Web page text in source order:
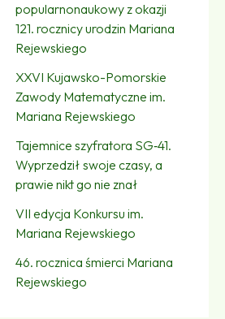
popularnonaukowy z okazji
121. rocznicy urodzin Mariana
Rejewskiego
XXVI Kujawsko-Pomorskie
Zawody Matematyczne im.
Mariana Rejewskiego
Tajemnice szyfratora SG‑41.
Wyprzedził swoje czasy, a
prawie nikt go nie znał
VII edycja Konkursu im.
Mariana Rejewskiego
46. rocznica śmierci Mariana
Rejewskiego